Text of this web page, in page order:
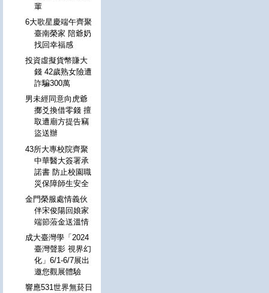
輩
6大歌星慶端午齊聚
臺南榮家 陪爺奶
找回幸福感
投資虛擬貨幣賺大
錢 42歲熟女險遭
詐騙300萬
男未經同意向虎爺
擲爻換借零錢 擅
取遭廟方提告竊
盜送辦
43所大專校院齊聚
中華醫大簽署承
諾書 防止校園職
災保障師生安全
金門榮服處情義伙
伴宋俊陽回娘家
端節蒞金送溫情
成大臺灣學「2024
臺灣聲影 視界幻
化」6/1-6/7展出
邀您觀展體驗
響應531世界無菸日